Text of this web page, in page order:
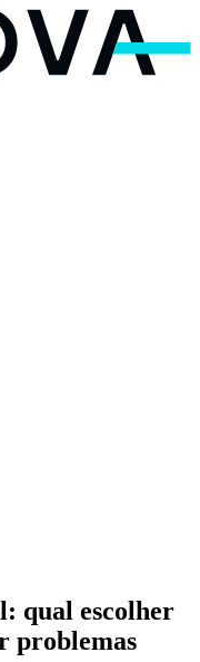
qual escolher
problemas